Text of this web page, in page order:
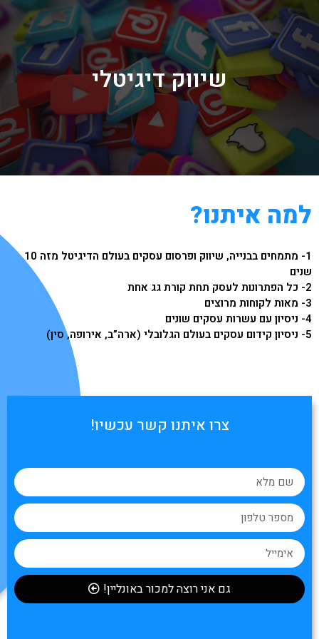
שיווק דיגיטלי
למה איתנו?
1- מתמחים בבנייה, שיווק ופרסום עסקים בעולם הדיגיטל מזה 10
שנים
2- כל הפתרונות לעסק תחת קורת גג אחת
3- מאות לקוחות מרוצים
4- ניסיון עם עשרות עסקים שונים
5- ניסיון קידום עסקים בעולם הגלובלי (ארה”ב, אירופה, סין)
צרו איתנו קשר עכשיו!
גם אני רוצה למכור באונליין!